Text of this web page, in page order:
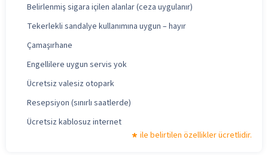
Belirlenmiş sigara içilen alanlar (ceza uygulanır)
Tekerlekli sandalye kullanımına uygun – hayır
Çamaşırhane
Engellilere uygun servis yok
Ücretsiz valesiz otopark
Resepsiyon (sınırlı saatlerde)
Ücretsiz kablosuz internet
ile belirtilen özellikler ücretlidir.